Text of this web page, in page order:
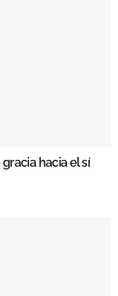
hacia el sí